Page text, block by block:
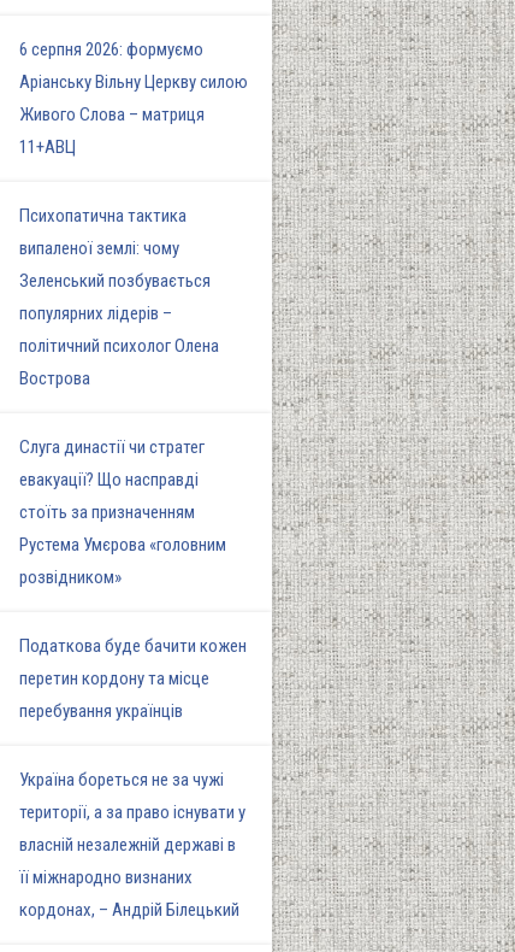
6 серпня 2026: формуємо
Аріанську Вільну Церкву силою
Живого Слова – матриця
11+АВЦ
Психопатична тактика
випаленої землі: чому
Зеленський позбувається
популярних лідерів –
політичний психолог Олена
Вострова
Слуга династії чи стратег
евакуації? Що насправді
стоїть за призначенням
Рустема Умєрова «головним
розвідником»
Податкова буде бачити кожен
перетин кордону та місце
перебування українців
Україна бореться не за чужі
території, а за право існувати у
власній незалежній державі в
її міжнародно визнаних
кордонах, – Андрій Білецький